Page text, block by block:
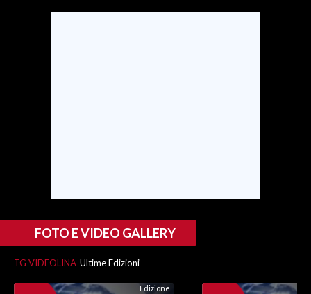
SPIAGGE
FOTO E VIDEO GALLERY
TG VIDEOLINA Ultime Edizioni
Edizione